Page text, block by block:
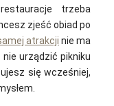
trzeba
zjeść obiad po
atrakcji nie ma
urządzić pikniku
się wcześniej,